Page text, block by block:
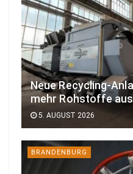
Neue Recycling-
mehr Rohstoffe
5. AUGUST 2026
BRANDENBURG